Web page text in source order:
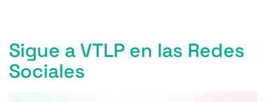
Sigue a VTLP en las Redes
Sociales